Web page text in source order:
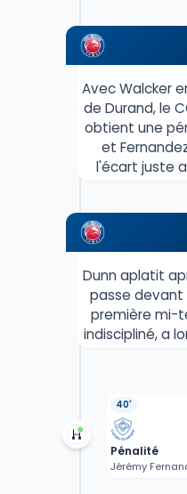
Avec Walcker
de Durand, le
obtient une
et
l'écart juste
Dunn aplatit
passe devant
première mi-
indiscipliné, a
40'
Pénalité
Jérémy